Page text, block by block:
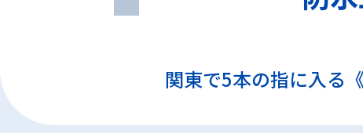
関東で5本の指に入る